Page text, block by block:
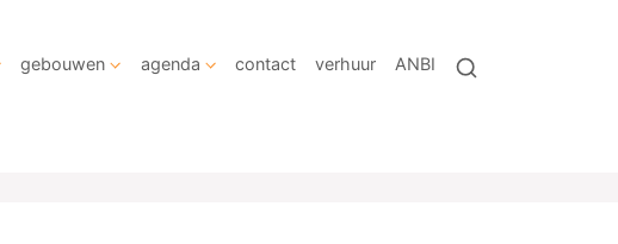
gebouwen agenda contact verhuur ANBI